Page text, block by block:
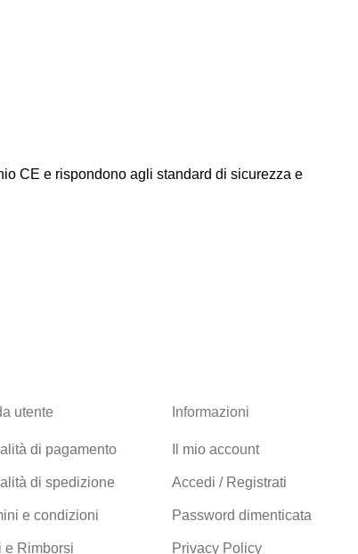
CE e rispondono agli standard di sicurezza e
utente
di pagamento
di spedizione
e condizioni
e Rimborsi
Informazioni
Il mio account
Accedi / Registrati
Password dimenticata
Privacy Policy